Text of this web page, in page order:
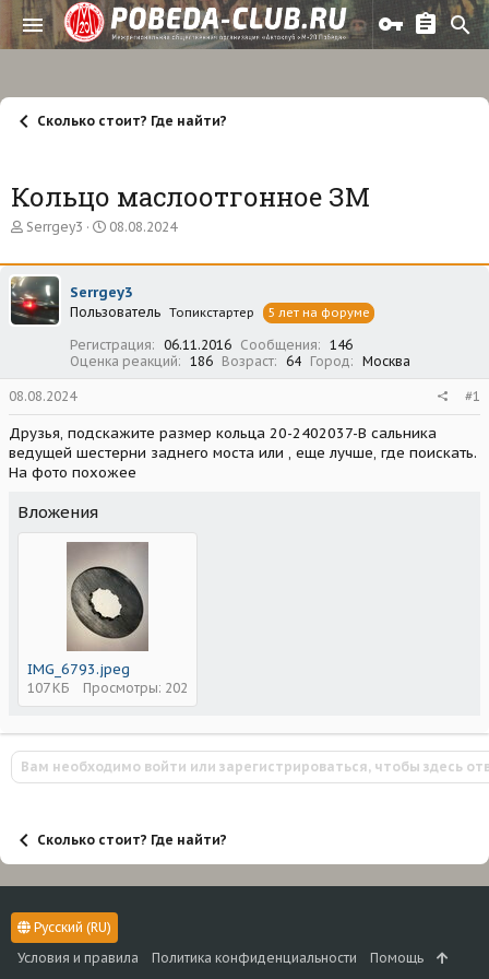
Сколько стоит? Где найти?
Кольцо маслоотгонное ЗМ
А
т
о
р
т
Serrgey3
Д
т
н
а
а
л
а
08.08.2024
Serrgey3
Пользователь Топикстартер 5 лет на форуме
Регистрация 06.11.2016 Сообщения
146
Оценка реакций
186 Возраст 64 Город Москва
08.08.2024 #1
Друзья, подскажите размер кольца 20-2402037-В сальника
ведущей шестерни заднего моста или , еще лучше, где поискать.
На фото похожее
Вложения
IMG_6793.jpeg
107 КБ Просмотры: 202
Вам необходимо войти или зарегистрироваться, чтобы здесь
Сколько стоит? Где найти?
Русский (RU)
Условия и правила
Политика конфиденциальности Помощь